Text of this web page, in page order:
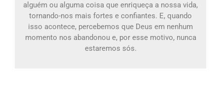
alguém ou alguma coisa que enriqueça a nossa vida,
tornando-nos mais fortes e confiantes. E, quando
isso acontece, percebemos que Deus em nenhum
momento nos abandonou e, por esse motivo, nunca
estaremos sós.